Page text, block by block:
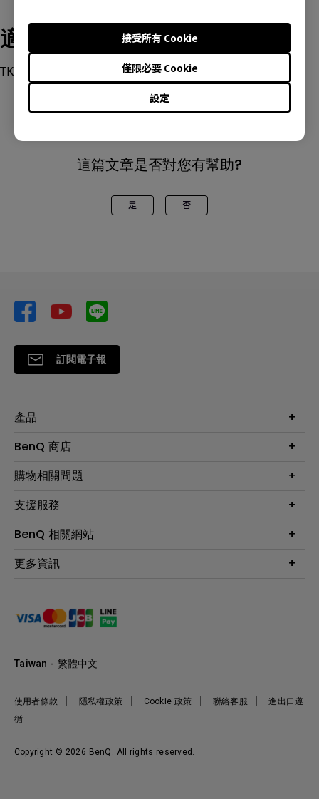
設定
僅限必要 Cookie
接受所有 Cookie
適用產品型號
TK860i
這篇文章是否對您有幫助?
是 否
訂閱電子報
產品
大型液晶
投影機
智慧照明
專業拍物視訊鏡頭
BenQ 商店
最新產品與活動
尋找銷售據點
會員綁定LINE教學
購物相關問題
第一次購物就上手
延長保固購買
贈品兌換網站首頁
支援服務
服務公告
保固條例
手冊與軟體下載
產品常見問題
BenQ 相關網站
專業商用解決方案
BenQ 大娛樂家
更多資訊
永續發展
產品碳足跡報告
明基基金會
Copyright © 2026 BenQ. All rights reserved.
使用者條款 隱私權政策 Cookie 政策 聯絡客服
進出口遵
循
Taiwan - 繁體中文